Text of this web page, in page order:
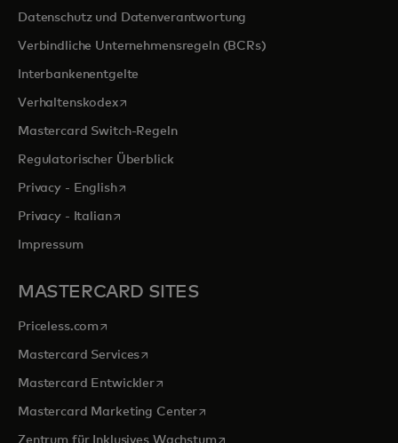
Datenschutz und Datenverantwortung
Verbindliche Unternehmensregeln (BCRs)
Interbankenentgelte
Verhaltenskodexwird in einer neuen Registerkarte geöffnet
Mastercard Switch-Regeln
Regulatorischer Überblick
Privacy - Englishwird in einer neuen Registerkarte geöffnet
Privacy - Italianwird in einer neuen Registerkarte geöffnet
Impressum
MASTERCARD SITES
Priceless.com wird in einer neuen Registerkarte geöffnet
Mastercard Serviceswird in einer neuen Registerkarte geöffnet
Mastercard Entwicklerwird in einer neuen Registerkarte
Mastercard Marketing Centerwird in einer neuen
Zentrum für Inklusives Wachstumwird in einer neuen